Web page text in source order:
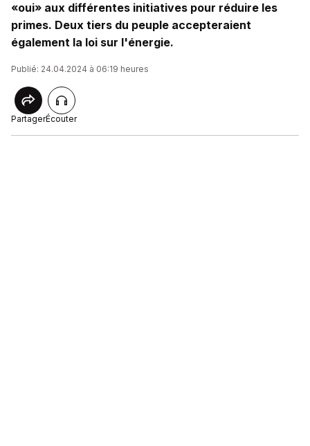
«oui» aux différentes initiatives pour réduire les
primes. Deux tiers du peuple accepteraient
également la loi sur l'énergie.
Publié: 24.04.2024 à 06:19 heures
PartagerÉcouter